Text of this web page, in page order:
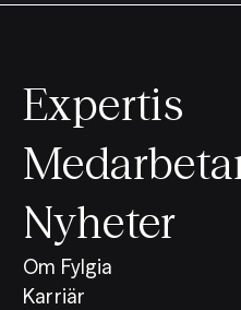
Expertis
Nyheter
Om Fylgia
Karriär